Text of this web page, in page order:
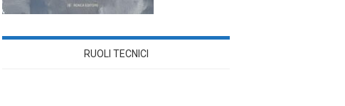
RUOLI TECNICI